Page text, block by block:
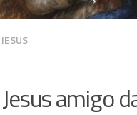
amigo